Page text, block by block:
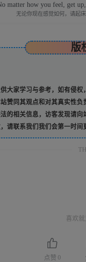
matter how you feel, get
无论你现在感觉如何，请起
版
大家学习与参考，如有侵权
赞同其观点和对其真实性负
的相关信息，访客发现请向
请联系我们我们会第一时间
喜欢
点赞 0